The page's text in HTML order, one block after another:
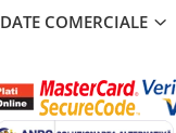
DATE COMERCIALE